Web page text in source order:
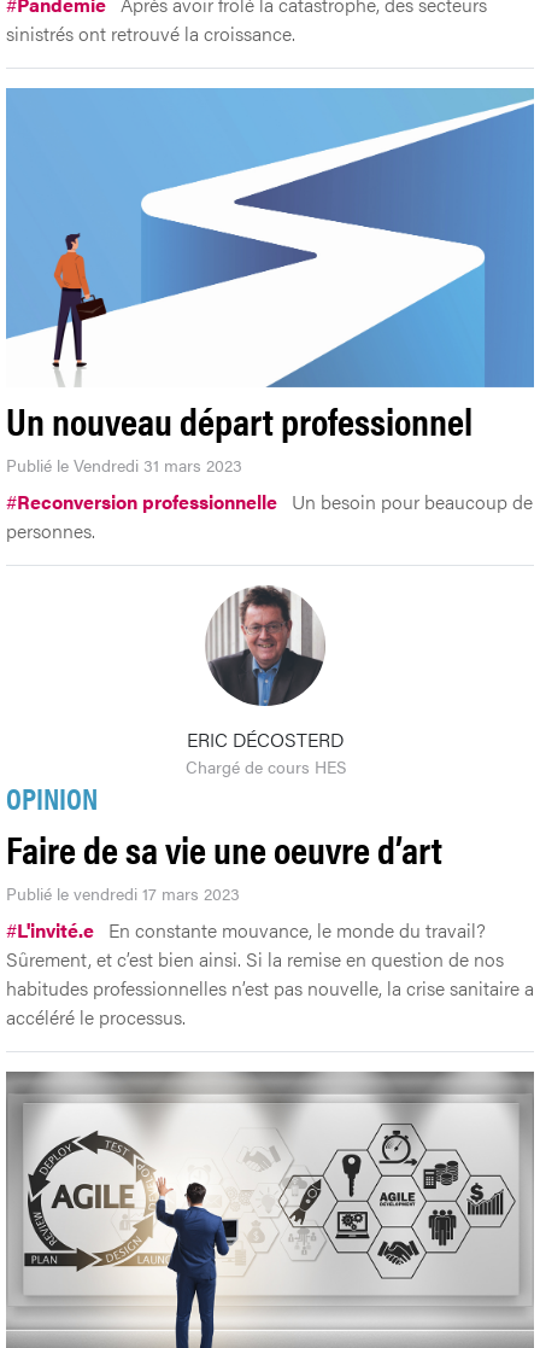
sinistrés ont retrouvé la croissance.
Un nouveau départ professionnel
Publié le Vendredi 31 mars 2023
#Reconversion professionnelle Un besoin pour beaucoup de
personnes.
ERIC DÉCOSTERD
Chargé de cours HES
OPINION
Faire de sa vie une oeuvre d’art
Publié le vendredi 17 mars 2023
#L'invité.e En constante mouvance, le monde du travail?
Sûrement, et c’est bien ainsi. Si la remise en question de nos
habitudes professionnelles n’est pas nouvelle, la crise sanitaire a
accéléré le processus.